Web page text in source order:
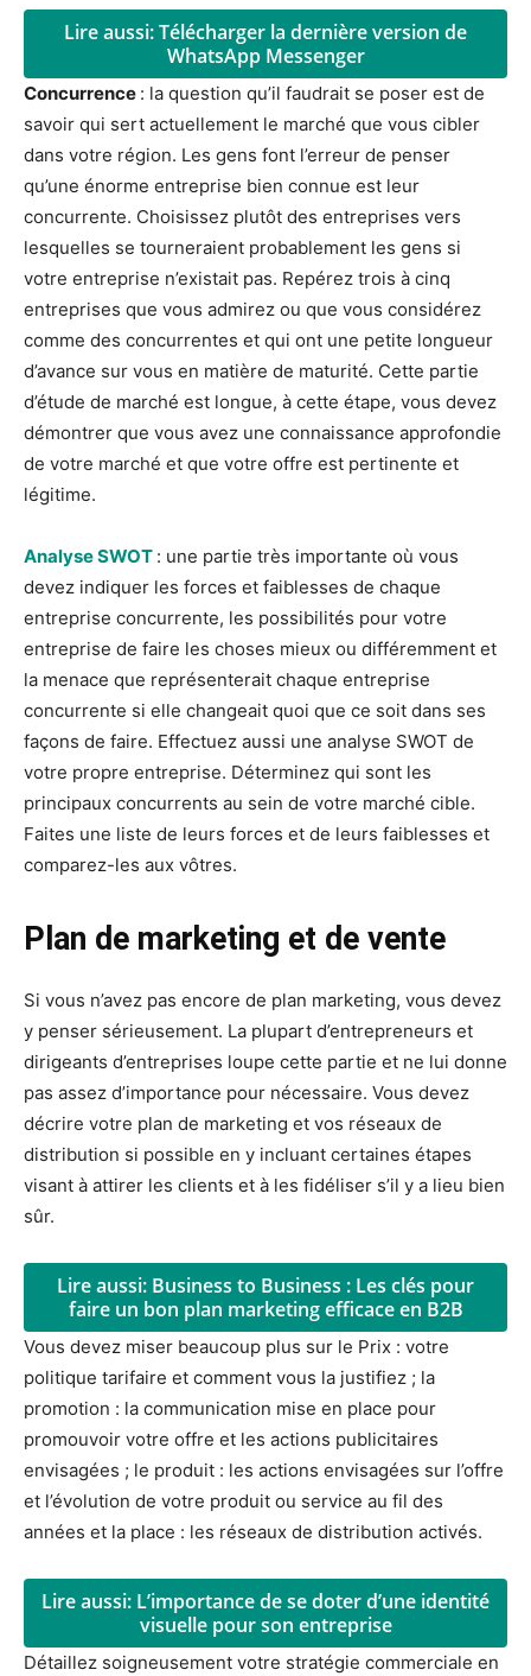
Lire aussi: Télécharger la dernière version de
WhatsApp Messenger
Concurrence : la question qu’il faudrait se poser est de
savoir qui sert actuellement le marché que vous cibler
dans votre région. Les gens font l’erreur de penser
qu’une énorme entreprise bien connue est leur
concurrente. Choisissez plutôt des entreprises vers
lesquelles se tourneraient probablement les gens si
votre entreprise n’existait pas. Repérez trois à cinq
entreprises que vous admirez ou que vous considérez
comme des concurrentes et qui ont une petite longueur
d’avance sur vous en matière de maturité. Cette partie
d’étude de marché est longue, à cette étape, vous devez
démontrer que vous avez une connaissance approfondie
de votre marché et que votre offre est pertinente et
légitime.
Analyse SWOT : une partie très importante où vous
devez indiquer les forces et faiblesses de chaque
entreprise concurrente, les possibilités pour votre
entreprise de faire les choses mieux ou différemment et
la menace que représenterait chaque entreprise
concurrente si elle changeait quoi que ce soit dans ses
façons de faire. Effectuez aussi une analyse SWOT de
votre propre entreprise. Déterminez qui sont les
principaux concurrents au sein de votre marché cible.
Faites une liste de leurs forces et de leurs faiblesses et
comparez-les aux vôtres.
Plan de marketing et de vente
Si vous n’avez pas encore de plan marketing, vous devez
y penser sérieusement. La plupart d’entrepreneurs et
dirigeants d’entreprises loupe cette partie et ne lui donne
pas assez d’importance pour nécessaire. Vous devez
décrire votre plan de marketing et vos réseaux de
distribution si possible en y incluant certaines étapes
visant à attirer les clients et à les fidéliser s’il y a lieu bien
sûr.
Lire aussi: Business to Business : Les clés pour
faire un bon plan marketing efficace en B2B
Vous devez miser beaucoup plus sur le Prix : votre
politique tarifaire et comment vous la justifiez ; la
promotion : la communication mise en place pour
promouvoir votre offre et les actions publicitaires
envisagées ; le produit : les actions envisagées sur l’offre
et l’évolution de votre produit ou service au fil des
années et la place : les réseaux de distribution activés.
Lire aussi: L’importance de se doter d’une identité
visuelle pour son entreprise
Détaillez soigneusement votre stratégie commerciale en